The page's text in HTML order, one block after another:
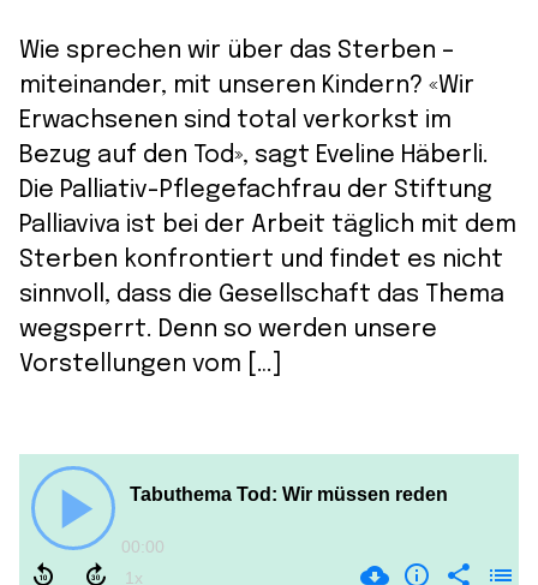
Wie sprechen wir über das Sterben –
miteinander, mit unseren Kindern? «Wir
Erwachsenen sind total verkorkst im
Bezug auf den Tod», sagt Eveline Häberli.
Die Palliativ-Pflegefachfrau der Stiftung
Palliaviva ist bei der Arbeit täglich mit dem
Sterben konfrontiert und findet es nicht
sinnvoll, dass die Gesellschaft das Thema
wegsperrt. Denn so werden unsere
Vorstellungen vom […]